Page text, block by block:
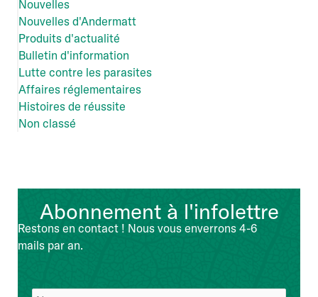
Nouvelles
Nouvelles d'Andermatt
Produits d'actualité
Bulletin d'information
Lutte contre les parasites
Affaires réglementaires
Histoires de réussite
Non classé
Abonnement à l'infolettre
Restons en contact ! Nous vous enverrons 4-6
mails par an.